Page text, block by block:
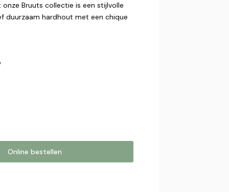
Bruuts collectie is een stijlvolle
duurzaam hardhout met een chique
Online bestellen